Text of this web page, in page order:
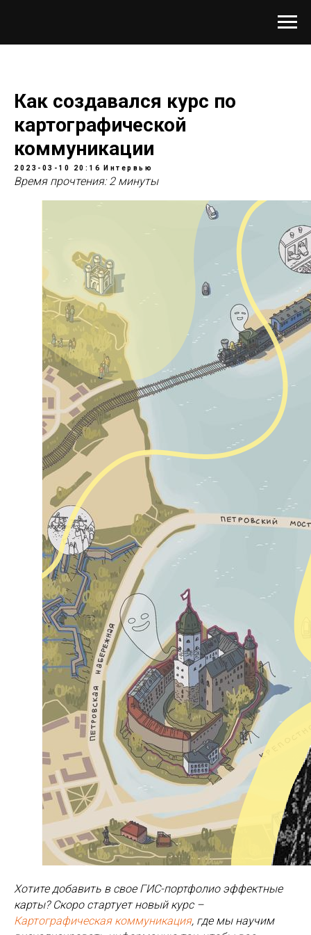
Как создавался курс по
картографической
коммуникации
2023-03-10 20:16 Интервью
Время прочтения: 2 минуты
Хотите добавить в свое ГИС-портфолио эффектные
карты? Скоро стартует новый курс –
Картографическая коммуникация, где мы научим